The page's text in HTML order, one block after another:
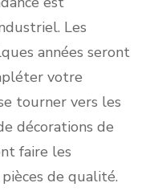
Les
années seront
votre
tourner vers les
décorations de
faire les
de qualité.